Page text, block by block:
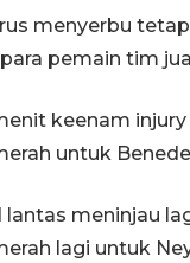
menyerbu
pemain tim
keenam
untuk
lantas meninjau
lagi untuk